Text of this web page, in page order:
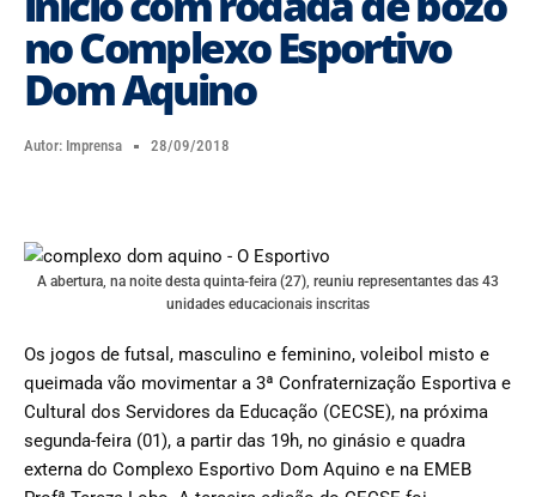
no Complexo Esportivo
Dom Aquino
Autor: Imprensa 28/09/2018
A abertura, na noite desta quinta-feira (27), reuniu representantes das 43
unidades educacionais inscritas
Os jogos de futsal, masculino e feminino, voleibol misto e
queimada vão movimentar a 3ª Confraternização Esportiva e
Cultural dos Servidores da Educação (CECSE), na próxima
segunda-feira (01), a partir das 19h, no ginásio e quadra
externa do Complexo Esportivo Dom Aquino e na EMEB